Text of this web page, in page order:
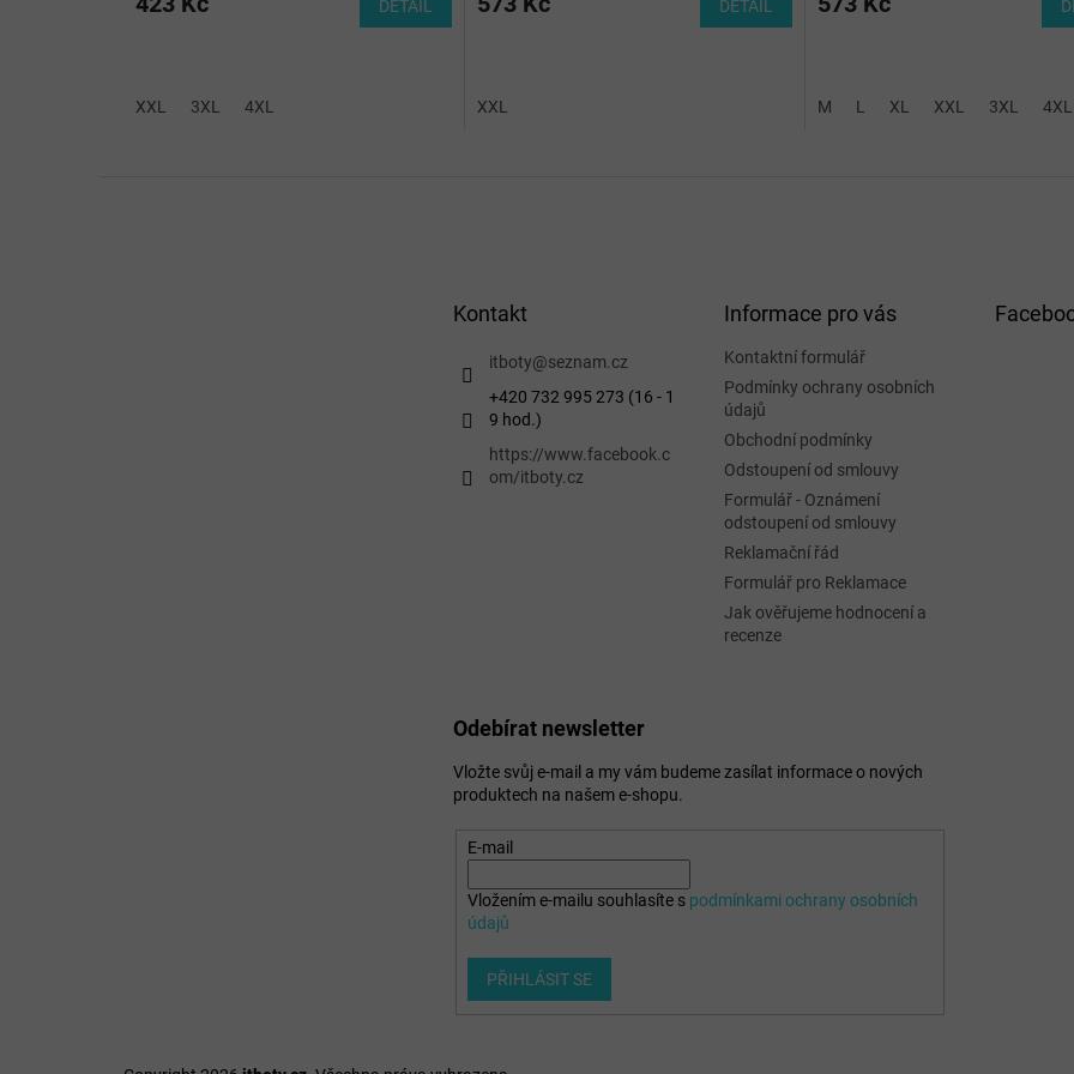
DETAIL
XXL 3XL 4XL
DETAIL
XXL M L XL XXL 3XL 4XL
Kontakt
itboty@seznam.cz
+420 732 995 273 (16 - 1
9 hod.)
https://www.facebook.c
om/itboty.cz
Informace pro vás
Kontaktní formulář
Podmínky ochrany osobních
údajů
Obchodní podmínky
Odstoupení od smlouvy
Formulář - Oznámení
odstoupení od smlouvy
Reklamační řád
Formulář pro Reklamace
Jak ověřujeme hodnocení a
recenze
Odebírat newsletter
Vložte svůj e-mail a my vám budeme zasílat informace o nových
produktech na našem e-shopu.
E-mail
Vložením e-mailu souhlasíte s podmínkami ochrany osobních
údajů
PŘIHLÁSIT SE